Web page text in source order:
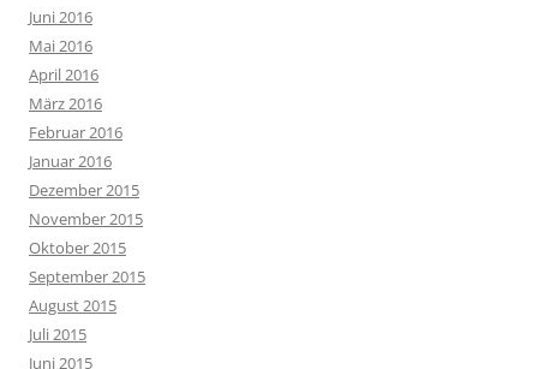
Juni 2016
Mai 2016
April 2016
März 2016
Februar 2016
Januar 2016
Dezember 2015
November 2015
Oktober 2015
September 2015
August 2015
Juli 2015
Juni 2015